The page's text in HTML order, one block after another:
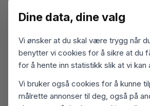
Dine data, dine valg
Vi ønsker at du skal være trygg når
benytter vi cookies for å sikre at du
for å hente inn statistikk slik at vi
Vi bruker også cookies for å kunne
målrette annonser til deg, også på